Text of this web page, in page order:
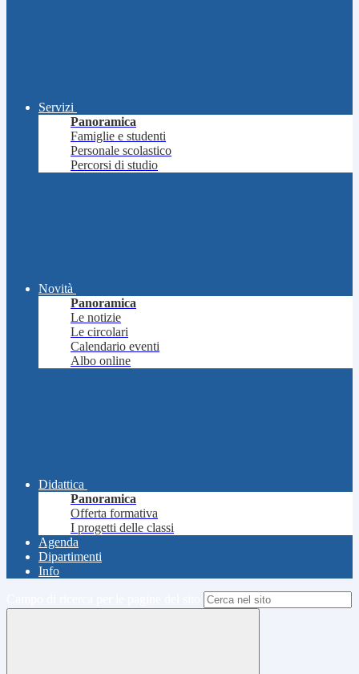
Servizi
Panoramica
Famiglie e studenti
Personale scolastico
Percorsi di studio
Novità
Panoramica
Le notizie
Le circolari
Calendario eventi
Albo online
Didattica
Panoramica
Offerta formativa
I progetti delle classi
Agenda
Dipartimenti
Info